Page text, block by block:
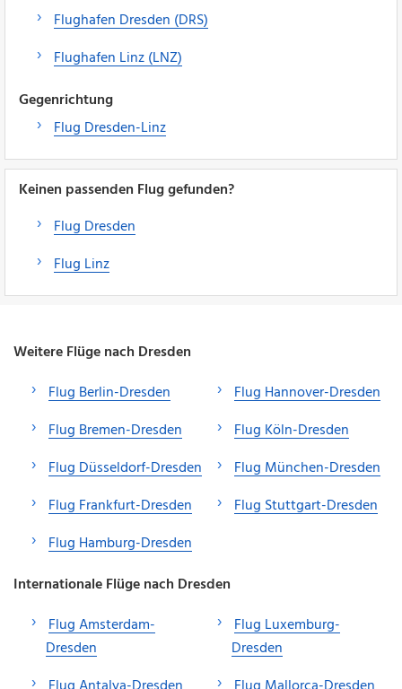
Flughafen Dresden (DRS)
Flughafen Linz (LNZ)
Gegenrichtung
Flug Dresden-Linz
Keinen passenden Flug gefunden?
Flug Dresden
Flug Linz
Weitere Flüge nach Dresden
Flug Berlin-Dresden
Flug Bremen-Dresden
Flug Düsseldorf-Dresden
Flug Frankfurt-Dresden
Flug Hamburg-Dresden
Flug Hannover-Dresden
Flug Köln-Dresden
Flug München-Dresden
Flug Stuttgart-Dresden
Internationale Flüge nach Dresden
Flug Amsterdam-
Dresden
Flug Luxemburg-
Dresden